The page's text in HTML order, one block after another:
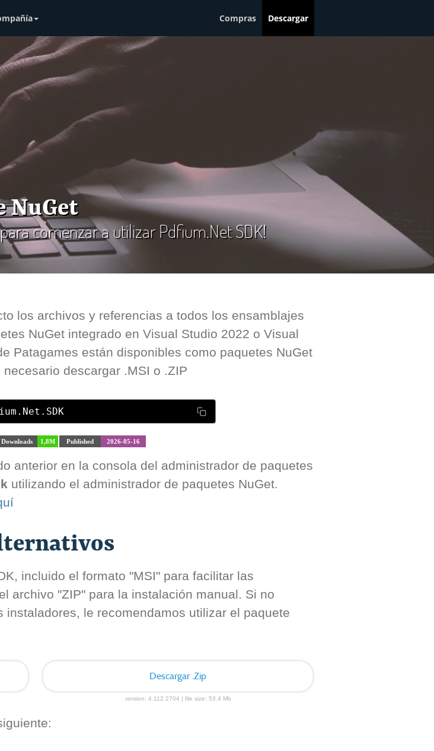
Compras Descargar
NuGet
comenzar a utilizar Pdfium.Net SDK!
los archivos y referencias a todos los ensamblajes
NuGet integrado en Visual Studio 2022 o Visual
Patagames están disponibles como paquetes NuGet
descargar .MSI o .ZIP
Downloads 1,8M Published 2026-05-16
anterior en la consola del administrador de paquetes
utilizando el administrador de paquetes NuGet.
incluido el formato "MSI" para facilitar las
archivo "ZIP" para la instalación manual. Si no
le recomendamos utilizar el paquete
Descargar .Zip
version: 4.112.2704 | file size: 53.4 Mb